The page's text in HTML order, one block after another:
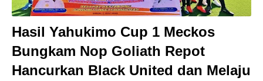
Hasil Yahukimo Cup 1 Meckos
Bungkam Nop Goliath Repot
Hancurkan Black United dan Melaju